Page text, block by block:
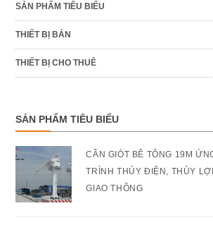
SẢN PHẨM TIÊU BIỂU
THIẾT BỊ BÁN
THIẾT BỊ CHO THUÊ
SẢN PHẨM TIÊU BIỂU
CẦN GIÓT BÊ TÔNG 19M
TRÌNH THỦY ĐIỆN, THỦY
GIAO THÔNG